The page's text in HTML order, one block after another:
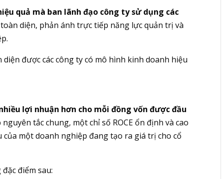
quả mà ban lãnh đạo công ty sử dụng các
diện, phản ánh trực tiếp năng lực quản trị và
được các công ty có mô hình kinh doanh hiệu
lợi nhuận hơn cho mỗi đồng vốn được đầu
nguyên tắc chung, một chỉ số ROCE ổn định và cao
của một doanh nghiệp đang tạo ra giá trị cho cổ
điểm sau: